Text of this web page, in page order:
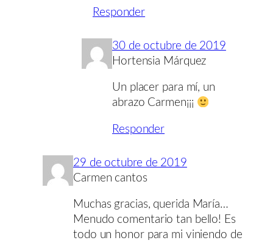
Responder
30 de octubre de 2019
Hortensia Márquez
Un placer para mí, un
abrazo Carmen¡¡¡
Responder
29 de octubre de 2019
Carmen cantos
Muchas gracias, querida María…
Menudo comentario tan bello! Es
todo un honor para mi viniendo de